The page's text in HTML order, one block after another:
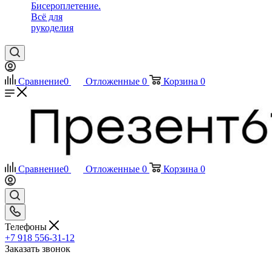
Бисероплетение.
Всё для
рукоделия
Сравнение0 Отложенные 0 Корзина 0
Сравнение0 Отложенные 0 Корзина 0
Телефоны
+7 918 556-31-12
Заказать звонок